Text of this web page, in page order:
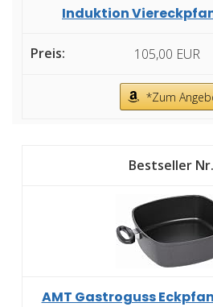
Induktion
105,00 EUR
*Zum
AMT Gastroguss